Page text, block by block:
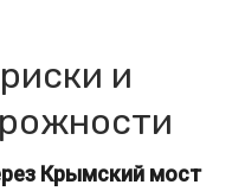
и
Крымский мост